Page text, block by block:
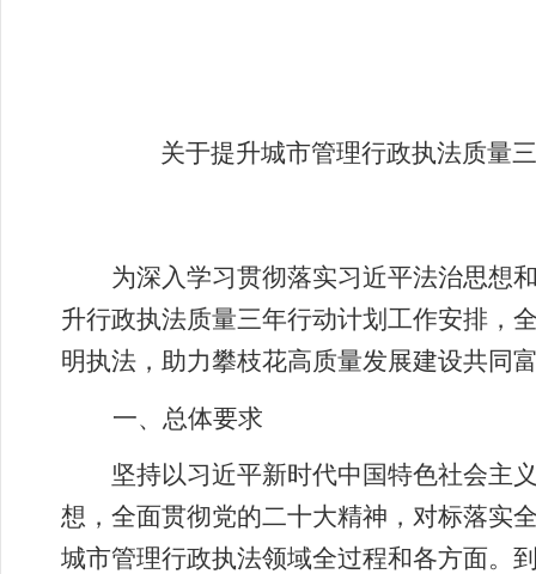
关于提升城市管理行政执法质量
为深入学习贯彻落实习近平法治思想
升行政执法质量三年行动计划工作安排，
明执法，助力攀枝花高质量发展建设共同
一、总体要求
坚持以习近平新时代中国特色社会主
想，全面贯彻党的二十大精神，对标落实
城市管理行政执法领域全过程和各方面。